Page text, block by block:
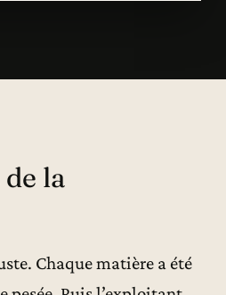
la
Chaque matière a été